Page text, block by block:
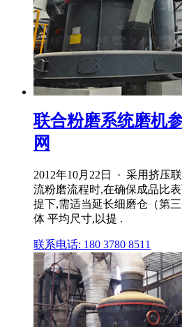
联合粉磨系统磨机
网
2012年10月22日 · 采用挤压
流粉磨流程时,在确保成品比
提下,需适当延长细磨仓（第
体 平均尺寸,以提 .
联系电话: 180 3780 8511